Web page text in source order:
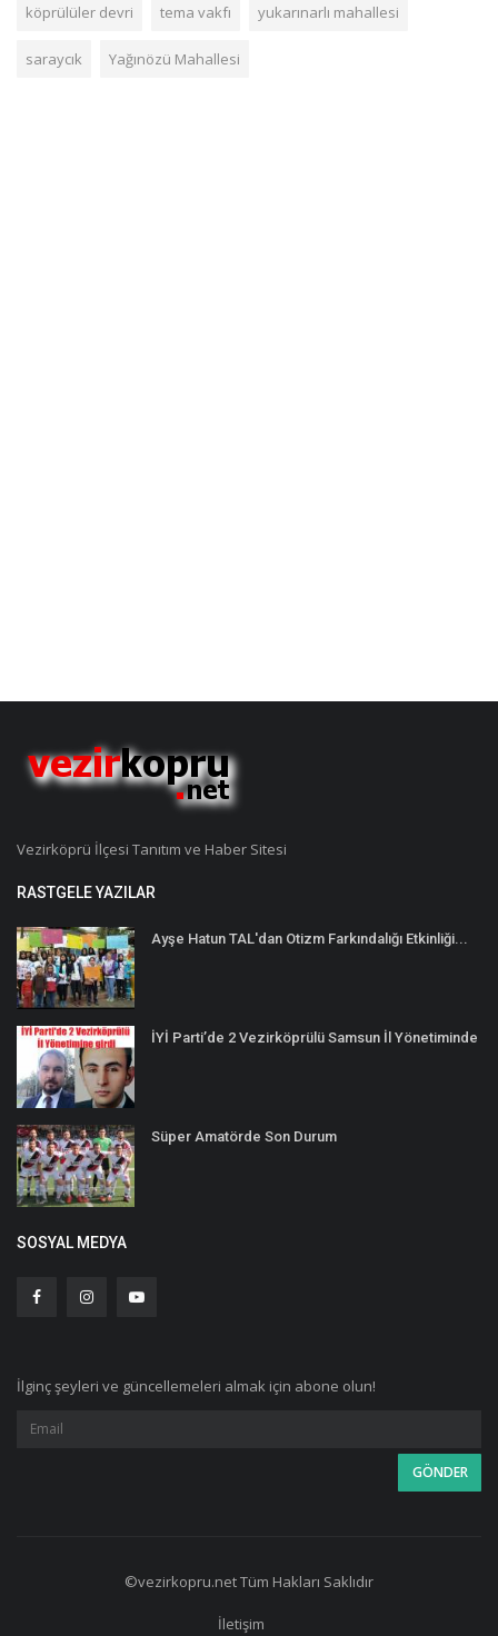
köprülüler devri tema vakfı yukarınarlı mahallesi
saraycık Yağınözü Mahallesi
Vezirköprü İlçesi Tanıtım ve Haber Sitesi
RASTGELE YAZILAR
Ayşe Hatun TAL'dan Otizm Farkındalığı Etkinliği...
İYİ Parti’de 2 Vezirköprülü Samsun İl Yönetiminde
Süper Amatörde Son Durum
SOSYAL MEDYA
İlginç şeyleri ve güncellemeleri almak için abone olun!
©vezirkopru.net Tüm Hakları Saklıdır
İletişim